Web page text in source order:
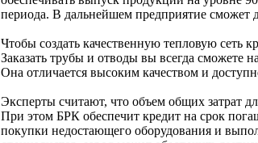
периода. В дальнейшем предприятие сможет
Чтобы создать качественную тепловую сеть
Заказать трубы и отводы вы всегда сможете
Она отличается высоким качеством и
Эксперты считают, что объем общих затрат
При этом БРК обеспечит кредит на срок
покупки недостающего оборудования и